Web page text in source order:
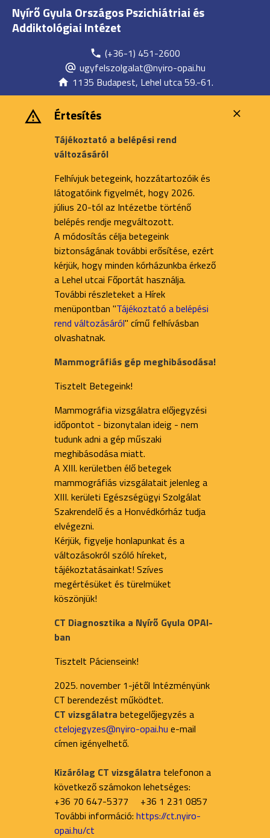
Nyírő Gyula Országos Pszichiátriai és
Addiktológiai Intézet
(+36-1) 451-2600
ugyfelszolgalat@nyiro-opai.hu
1135 Budapest, Lehel utca 59.-61.
Értesítés
Tájékoztató a belépési rend
változásáról
Felhívjuk betegeink, hozzátartozóik és
látogatóink figyelmét, hogy 2026.
július 20-tól az Intézetbe történő
belépés rendje megváltozott.
A módosítás célja betegeink
biztonságának további erősítése, ezért
kérjük, hogy minden kórházunkba érkező
a Lehel utcai Főportát használja.
További részleteket a Hírek
menüpontban "Tájékoztató a belépési
rend változásáról" című felhívásban
olvashatnak.
Mammográfiás gép meghibásodása!
Tisztelt Betegeink!
Mammográfia vizsgálatra előjegyzési
időpontot - bizonytalan ideig - nem
tudunk adni a gép műszaki
meghibásodása miatt.
A XIII. kerületben élő betegek
mammográfiás vizsgálatait jelenleg a
XIII. kerületi Egészségügyi Szolgálat
Szakrendelő és a Honvédkórház tudja
elvégezni.
Kérjük, figyelje honlapunkat és a
változásokról szóló híreket,
tájékoztatásainkat! Szíves
megértésüket és türelmüket
köszönjük!
CT Diagnosztika a Nyírő Gyula OPAI-
ban
Tisztelt Pácienseink!
2025. november 1-jétől Intézményünk
CT berendezést működtet.
CT vizsgálatra betegelőjegyzés a
ctelojegyzes@nyiro-opai.hu e-mail
címen igényelhető.
Kizárólag CT vizsgálatra telefonon a
következő számokon lehetséges:
+36 70 647-5377 +36 1 231 0857
További információ: https://ct.nyiro-
opai.hu/ct